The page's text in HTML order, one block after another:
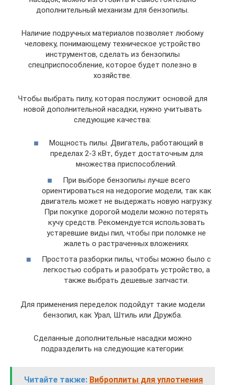
дополнительный механизм для бензопилы.
Наличие подручных материалов позволяет любому
человеку, понимающему техническое устройство
инструментов, сделать из бензопилы
спецприспособление, которое будет полезно в
хозяйстве.
Чтобы выбрать пилу, которая послужит основой для
новой дополнительной насадки, нужно учитывать
следующие качества:
Мощность пилы. Двигатель, работающий в
пределах 2-3 кВт, будет достаточным для
множества приспособлений.
При выборе бензопилы лучше всего
ориентироваться на недорогие модели, так как
двигатель может не выдержать новую нагрузку.
При покупке дорогой модели можно потерять
кучу средств. Рекомендуется использовать
устаревшие виды пил, чтобы при поломке не
жалеть о растраченных вложениях.
Простота разборки пилы, чтобы можно было с
легкостью собрать и разобрать устройство, а
также выбрать дешевые запчасти.
Для применения переделок подойдут такие модели
бензопил, как Урал, Штиль или Дружба.
Сделанные дополнительные насадки можно
подразделить на следующие категории:
Читайте также: Виброплиты для уплотнения